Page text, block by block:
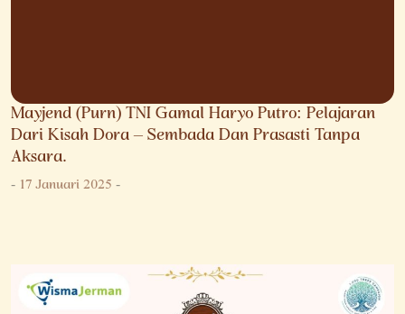
Mayjend (Purn) TNI Gamal Haryo Putro: Pelajaran
Dari Kisah Dora – Sembada Dan Prasasti Tanpa
Aksara.
-17 Januari 2025-